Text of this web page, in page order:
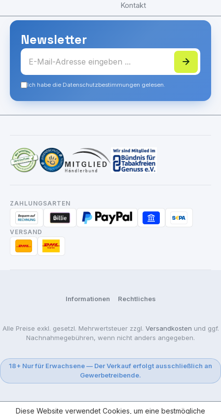
Kontakt
Newsletter
Ich habe die Datenschutzbestimmungen gelesen.
ZAHLUNGSARTEN
VERSAND
Informationen Rechtliches
Alle Preise exkl. gesetzl. Mehrwertsteuer zzgl. Versandkosten und ggf.
Nachnahmegebühren, wenn nicht anders angegeben.
18+ Nur für Erwachsene — Der Verkauf erfolgt ausschließlich an
Gewerbetreibende.
Diese Website verwendet Cookies, um eine bestmögliche